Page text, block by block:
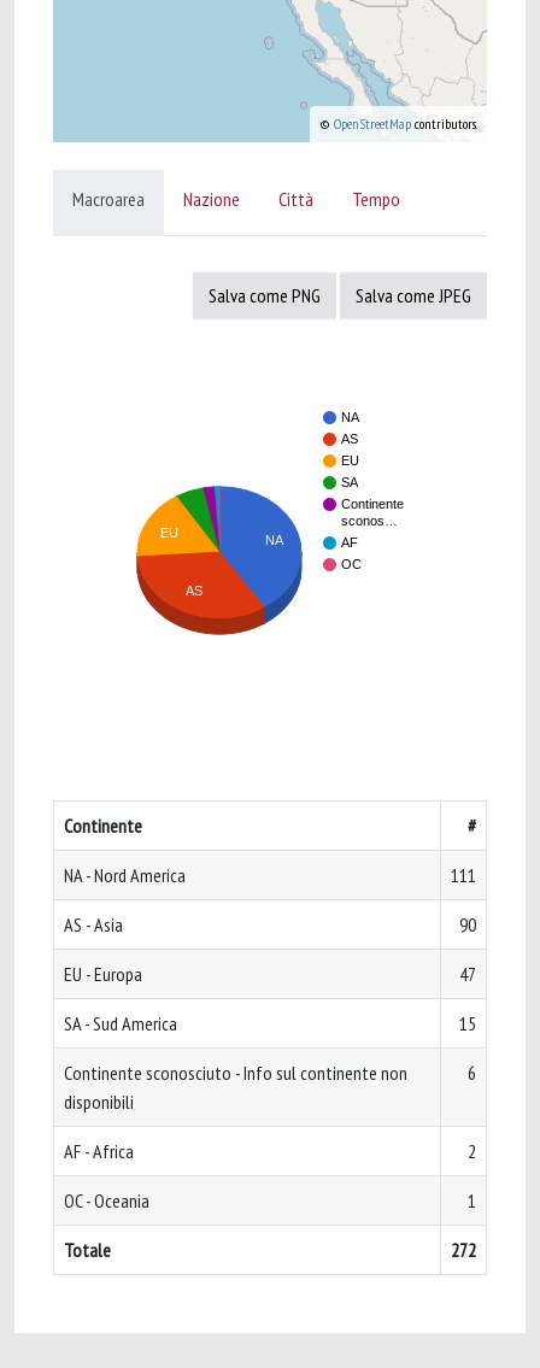
© OpenStreetMap contributors.
Macroarea Nazione Città Tempo
Salva come PNG Salva come JPEG
NA
AS
EU
SA
Continente
sconos…
AF
OC
NA
EU
AS
Continente #
NA - Nord America 111
AS - Asia 90
EU - Europa 47
SA - Sud America 15
Continente sconosciuto - Info sul continente non
disponibili
6
AF - Africa 2
OC - Oceania 1
Totale 272